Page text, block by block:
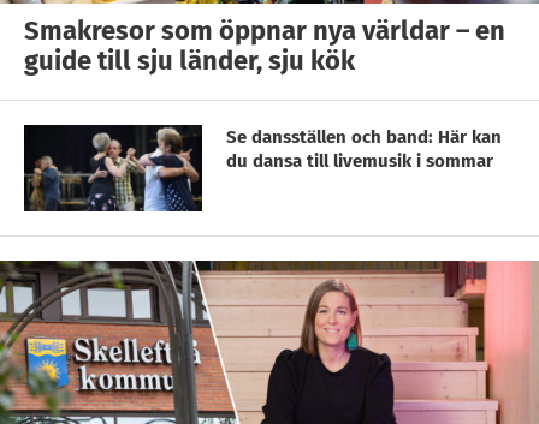
Smakresor som öppnar nya världar – en
guide till sju länder, sju kök
Se dansställen och band: Här kan
du dansa till livemusik i sommar